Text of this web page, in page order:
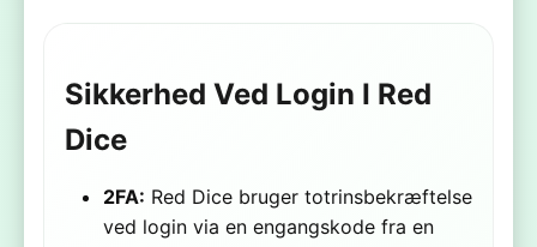
Sikkerhed Ved Login I Red
Dice
2FA: Red Dice bruger totrinsbekræftelse
ved login via en engangskode fra en